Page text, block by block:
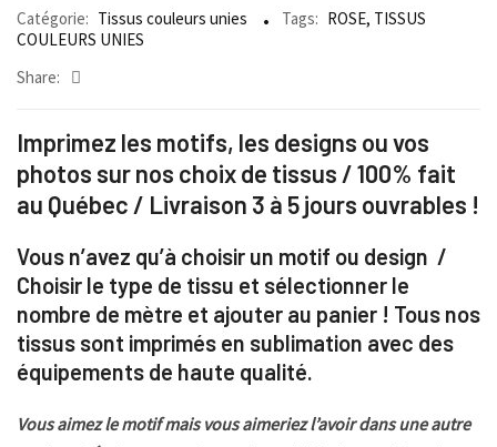
Catégorie: Tissus couleurs unies Tags: ROSE, TISSUS
COULEURS UNIES
Share:
Imprimez les motifs, les designs ou vos
photos sur nos choix de tissus / 100% fait
au Québec / Livraison 3 à 5 jours ouvrables !
Vous n’avez qu’à choisir un motif ou design /
Choisir le type de tissu et sélectionner le
nombre de mètre et ajouter au panier ! Tous nos
tissus sont imprimés en sublimation avec des
équipements de haute qualité.
Vous aimez le motif mais vous aimeriez l’avoir dans une autre